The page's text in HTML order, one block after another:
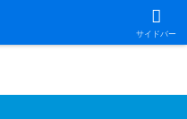
サイドバー